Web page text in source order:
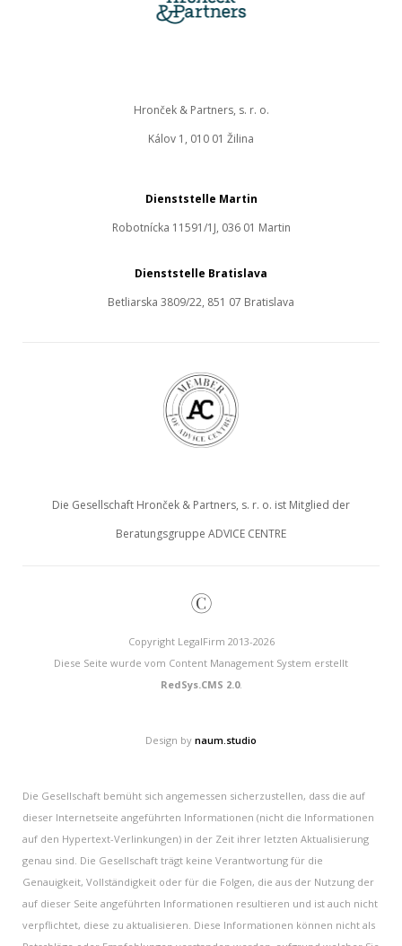
Dienststelle Martin
Robotnícka 11591/1J, 036 01 Martin
Hronček & Partners, s. r. o.
Kálov 1, 010 01 Žilina
Dienststelle Bratislava
Betliarska 3809/22, 851 07 Bratislava
Die Gesellschaft Hronček & Partners, s. r. o. ist Mitglied der
Beratungsgruppe ADVICE CENTRE
©
Copyright LegalFirm 2013-2026
Diese Seite wurde vom Content Management System erstellt
RedSys.CMS 2.0.
Design by naum.studio
Die Gesellschaft bemüht sich angemessen sicherzustellen, dass die auf
dieser Internetseite angeführten Informationen (nicht die Informationen
auf den Hypertext-Verlinkungen) in der Zeit ihrer letzten Aktualisierung
genau sind. Die Gesellschaft trägt keine Verantwortung für die
Genauigkeit, Vollständigkeit oder für die Folgen, die aus der Nutzung der
auf dieser Seite angeführten Informationen resultieren und ist auch nicht
verpflichtet, diese zu aktualisieren. Diese Informationen können nicht als